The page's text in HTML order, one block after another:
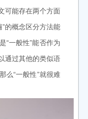
可能存在两个方面
的概念区分方法能
“一般性”能否作为
通过其他的类似语
么“一般性”就很难